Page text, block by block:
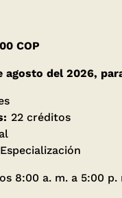
COP
agosto del 2026,
22 créditos
Especialización
8:00 a. m. a 5:00 p.